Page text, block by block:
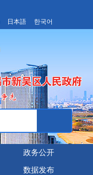
日本語 한국어
政务公开
数据发布